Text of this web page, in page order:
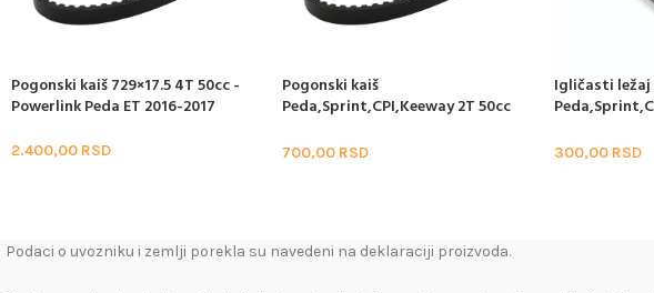
Pogonski kaiš 729×17.5 4T 50cc -
Powerlink Peda ET 2016-2017
2.400,00 RSD
Pogonski kaiš
Peda,Sprint,CPI,Keeway 2T 50cc
700,00 RSD
Igličasti
300,00 RSD
Podaci o uvozniku i zemlji porekla su navedeni na deklaraciji proizvoda.